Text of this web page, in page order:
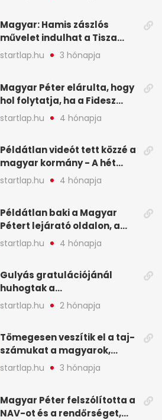
Magyar: Hamis zászlós
művelet indulhat a Tisza
ellen a választás napján - A
hét legfontosabb eseményei
startlap.hu 3 hónapja
Magyar Péter elárulta, hogy
hol folytatja, ha a Fidesz
nyeri a választást - A hét
legfontosabb hírei
startlap.hu 4 hónapja
Példátlan videót tett közzé a
magyar kormány - A hét
legfontosabb hírei
képekben
startlap.hu 4 hónapja
Példátlan baki a Magyar
Pétert lejárató oldalon, a
Lidlnek azonnal lépnie
kellett - A hét legfontosabb
startlap.hu 4 hónapja
Gulyás gratulációjánál
huhogtak a
leghangosabban, miután
Magyart miniszterelnökké
legfontosabb hírei
képekben
startlap.hu 2 hónapja
Tömegesen veszítik el a taj-
számukat a magyarok,
sokak ellen eljárást indít a
NAV - A hét hírei képekben
startlap.hu 3 hónapja
Magyar Péter felszólította a
NAV-ot és a rendőrséget,